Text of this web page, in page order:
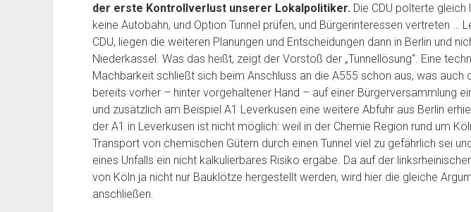
der erste Kontrollverlust unserer Lokalpolitiker.Die CDU polterte gleich
keine Autobahn, und Option Tunnel prüfen, und Bürgerinteressen vertreten …
CDU, liegen die weiteren Planungen und Entscheidungen dann in Berlin und
Niederkassel. Was das heißt, zeigt der Vorstoß der „Tunnellösung“. Eine
Machbarkeit schließt sich beim Anschluss an die A555 schon aus, was auch
bereits vorher – hinter vorgehaltener Hand – auf einer Bürgerversammlung
und zusätzlich am Beispiel A1 Leverkusen eine weitere Abfuhr aus Berlin
der A1 in Leverkusen ist nicht möglich: weil in der Chemie Region rund um
Transport von chemischen Gütern durch einen Tunnel viel zu gefährlich sei
eines Unfalls ein nicht kalkulierbares Risiko ergäbe. Da auf der
von Köln ja nicht nur Bauklötze hergestellt werden, wird hier die gleiche
anschließen.